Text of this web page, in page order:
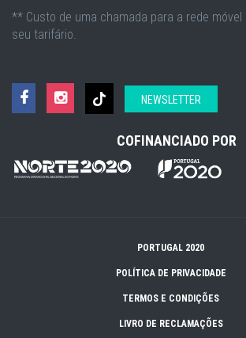
** Custo de uma chamada para a rede
seu tarifário.
NEWSLETTER
COFINANCIADO POR
PORTUGAL 2020
POLÍTICA DE PRIVACIDADE
TERMOS E CONDIÇÕES
LIVRO DE RECLAMAÇÕES